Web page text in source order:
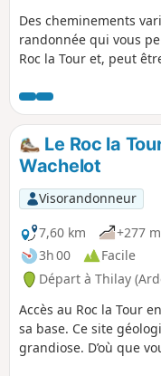
Des cheminements
randonnée qui vous
Roc la Tour et, peut
l'itinéraire entre (8) et
27/7/2025 en raison
passerelle de Naux.
Le Roc la
Wachelot
Visorandonneur
7,60 km
+277 m
3h 00
Facile
Départ à Thilay
Accès au Roc la Tour
sa base. Ce site
grandiose. D’où que